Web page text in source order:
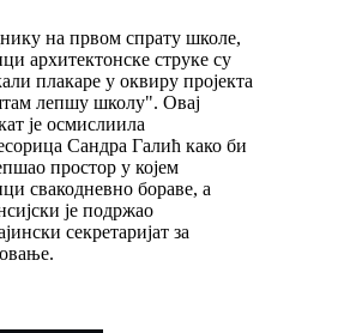
на првом спрату школе,
архитектонске струке су
плакаре у оквиру пројекта
лепшу школу". Овај
је осмислиила
Сандра Галић како би
простор у којем
свакодневно бораве, а
је подржао
секретаријат за